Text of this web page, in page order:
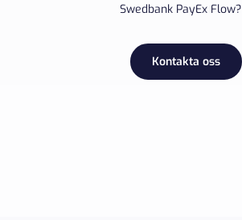
Swedbank PayEx Flow?
Kontakta oss